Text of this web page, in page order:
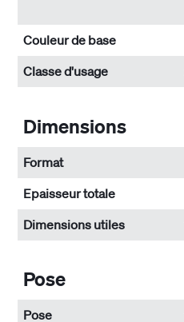
Couleur de base
Classe d'usage
Dimensions
Format
Epaisseur totale
Dimensions utiles
Pose
Pose